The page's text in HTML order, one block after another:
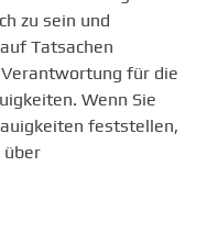
zu sein und
Tatsachen
für die
Wenn Sie
feststellen,
über